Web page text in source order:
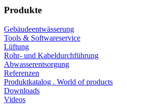
Produkte
Gebäudeentwässerung
Tools & Softwareservice
Lüftung
Rohr- und Kabeldurchführung
Abwasserentsorgung
Referenzen
Produktkatalog . World of products
Downloads
Videos